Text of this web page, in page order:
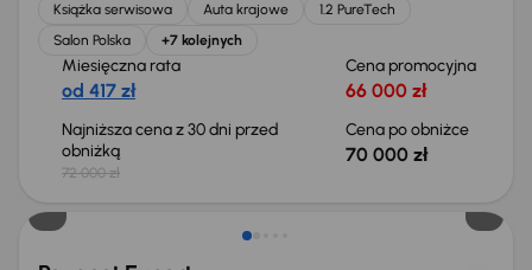
Książka serwisowa Auta krajowe
1.2 PureTech
Salon Polska
+7 kolejnych
Miesięczna rata
od 417 zł
Cena promocyjna
66 000 zł
Najniższa cena z 30 dni przed
obniżką
72 000 zł
Cena po obniżce
70 000 zł
Możliwość odliczenia VAT